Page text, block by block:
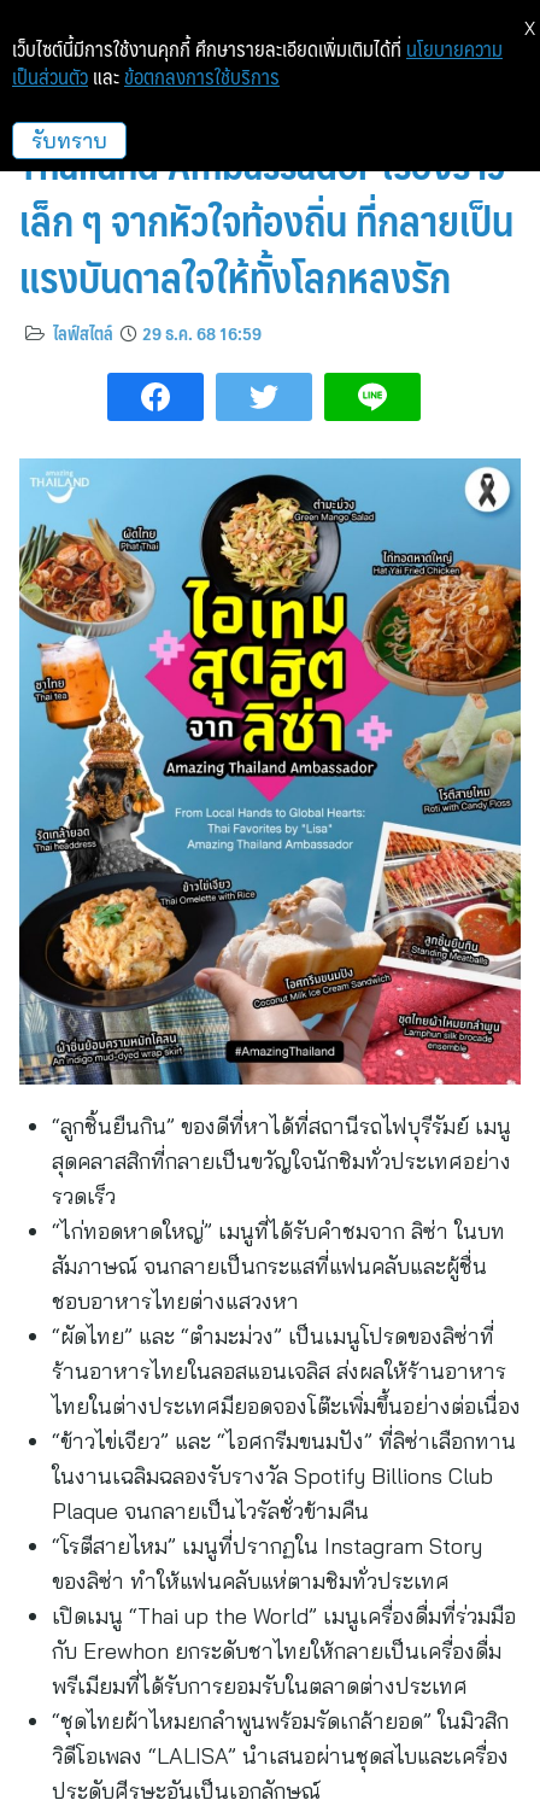
ไอเทมสุดฮิต จาก “ลิซ่า” Amazing
Thailand Ambassador เรื่องราว
เล็ก ๆ จากหัวใจท้องถิ่น ที่กลายเป็น
แรงบันดาลใจให้ทั้งโลกหลงรัก
ไลฟ์สไตล์ 29 ธ.ค. 68 16:59
“ลูกชิ้นยืนกิน” ของดีที่หาได้ที่สถานีรถไฟบุรีรัมย์ เมนู
สุดคลาสสิกที่กลายเป็นขวัญใจนักชิมทั่วประเทศอย่าง
รวดเร็ว
“ไก่ทอดหาดใหญ่” เมนูที่ได้รับคำชมจาก ลิซ่า ในบท
สัมภาษณ์ จนกลายเป็นกระแสที่แฟนคลับและผู้ชื่น
ชอบอาหารไทยต่างแสวงหา
“ผัดไทย” และ “ตำมะม่วง” เป็นเมนูโปรดของลิซ่าที่
ร้านอาหารไทยในลอสแอนเจลิส ส่งผลให้ร้านอาหาร
ไทยในต่างประเทศมียอดจองโต๊ะเพิ่มขึ้นอย่างต่อเนื่อง
“ข้าวไข่เจียว” และ “ไอศกรีมขนมปัง” ที่ลิซ่าเลือกทาน
ในงานเฉลิมฉลองรับรางวัล Spotify Billions Club
Plaque จนกลายเป็นไวรัลชั่วข้ามคืน
“โรตีสายไหม” เมนูที่ปรากฏใน Instagram Story
ของลิซ่า ทำให้แฟนคลับแห่ตามชิมทั่วประเทศ
เปิดเมนู “Thai up the World” เมนูเครื่องดื่มที่ร่วมมือ
กับ Erewhon ยกระดับชาไทยให้กลายเป็นเครื่องดื่ม
พรีเมียมที่ได้รับการยอมรับในตลาดต่างประเทศ
“ชุดไทยผ้าไหมยกลำพูนพร้อมรัดเกล้ายอด” ในมิวสิก
วิดีโอเพลง “LALISA” นำเสนอผ่านชุดสไบและเครื่อง
ประดับศีรษะอันเป็นเอกลักษณ์
เว็บไซต์นี้มีการใช้งานคุกกี้ ศึกษารายละเอียดเพิ่มเติมได้ที่ นโยบายความ
เป็นส่วนตัว และ ข้อตกลงการใช้บริการ
รับทราบ
X